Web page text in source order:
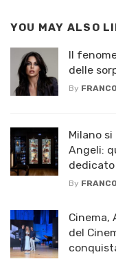
YOU MAY ALSO
Il
delle
By
Milano
Angeli:
By
Cinema,
del